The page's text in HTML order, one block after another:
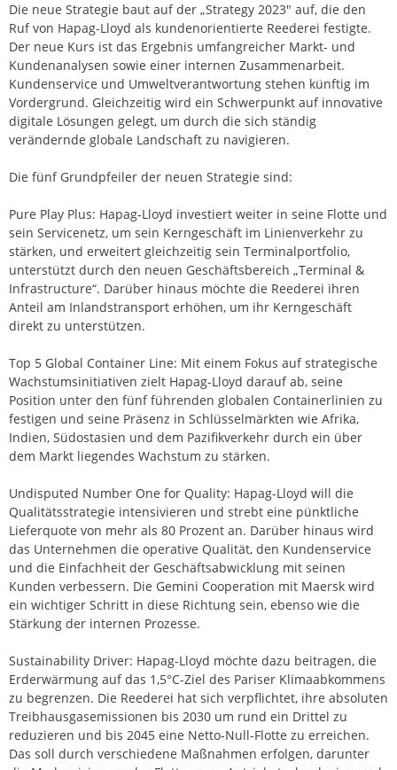
Die neue Strategie baut auf der „Strategy 2023″ auf, die den
Ruf von Hapag-Lloyd als kundenorientierte Reederei festigte.
Der neue Kurs ist das Ergebnis umfangreicher Markt- und
Kundenanalysen sowie einer internen Zusammenarbeit.
Kundenservice und Umweltverantwortung stehen künftig im
Vordergrund. Gleichzeitig wird ein Schwerpunkt auf innovative
digitale Lösungen gelegt, um durch die sich ständig
verändernde globale Landschaft zu navigieren.
Die fünf Grundpfeiler der neuen Strategie sind:
Pure Play Plus: Hapag-Lloyd investiert weiter in seine Flotte und
sein Servicenetz, um sein Kerngeschäft im Linienverkehr zu
stärken, und erweitert gleichzeitig sein Terminalportfolio,
unterstützt durch den neuen Geschäftsbereich „Terminal &
Infrastructure“. Darüber hinaus möchte die Reederei ihren
Anteil am Inlandstransport erhöhen, um ihr Kerngeschäft
direkt zu unterstützen.
Top 5 Global Container Line: Mit einem Fokus auf strategische
Wachstumsinitiativen zielt Hapag-Lloyd darauf ab, seine
Position unter den fünf führenden globalen Containerlinien zu
festigen und seine Präsenz in Schlüsselmärkten wie Afrika,
Indien, Südostasien und dem Pazifikverkehr durch ein über
dem Markt liegendes Wachstum zu stärken.
Undisputed Number One for Quality: Hapag-Lloyd will die
Qualitätsstrategie intensivieren und strebt eine pünktliche
Lieferquote von mehr als 80 Prozent an. Darüber hinaus wird
das Unternehmen die operative Qualität, den Kundenservice
und die Einfachheit der Geschäftsabwicklung mit seinen
Kunden verbessern. Die Gemini Cooperation mit Maersk wird
ein wichtiger Schritt in diese Richtung sein, ebenso wie die
Stärkung der internen Prozesse.
Sustainability Driver: Hapag-Lloyd möchte dazu beitragen, die
Erderwärmung auf das 1,5°C-Ziel des Pariser Klimaabkommens
zu begrenzen. Die Reederei hat sich verpflichtet, ihre absoluten
Treibhausgasemissionen bis 2030 um rund ein Drittel zu
reduzieren und bis 2045 eine Netto-Null-Flotte zu erreichen.
Das soll durch verschiedene Maßnahmen erfolgen, darunter